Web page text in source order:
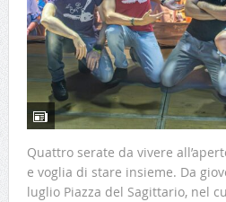
Quattro serate da vivere
e voglia di stare insieme. Da
luglio Piazza del Sagittario, nel